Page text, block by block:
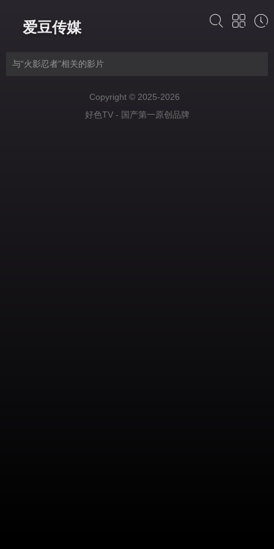
爱豆传媒
与“火影忍者”相关的影片
Copyright © 2025-2026
好色TV - 国产第一原创品牌